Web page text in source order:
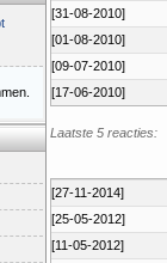
[31-08-2010]
[01-08-2010]
[09-07-2010]
[17-06-2010]
Laatste 5 reacties:
[27-11-2014]
[25-05-2012]
[11-05-2012]